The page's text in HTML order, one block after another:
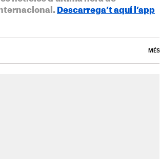
Descarrega’t aquí l’app
MÉS